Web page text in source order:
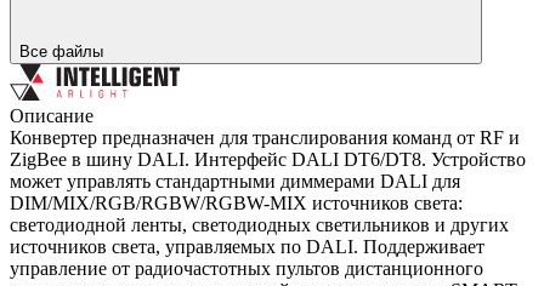
Все файлы
Описание
Конвертер предназначен для транслирования команд от RF и
ZigBee в шину DALI. Интерфейс DALI DT6/DT8. Устройство
может управлять стандартными диммерами DALI для
DIM/MIX/RGB/RGBW/RGBW-MIX источников света:
светодиодной ленты, светодиодных светильников и других
источников света, управляемых по DALI. Поддерживает
управление от радиочастотных пультов дистанционного